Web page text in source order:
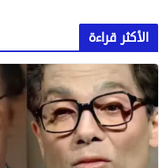
الأكثر قراءة